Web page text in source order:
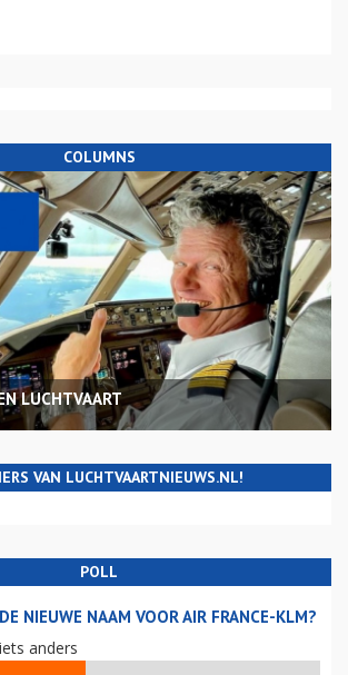
COLUMNS
LUCHTVAART
VAN LUCHTVAARTNIEUWS.NL!
POLL
NIEUWE NAAM VOOR AIR FRANCE-KLM?
anders